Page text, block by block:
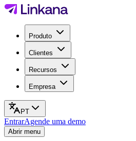
Produto
Clientes
Recursos
Empresa
PT
EntrarAgende uma demo
Abrir menu